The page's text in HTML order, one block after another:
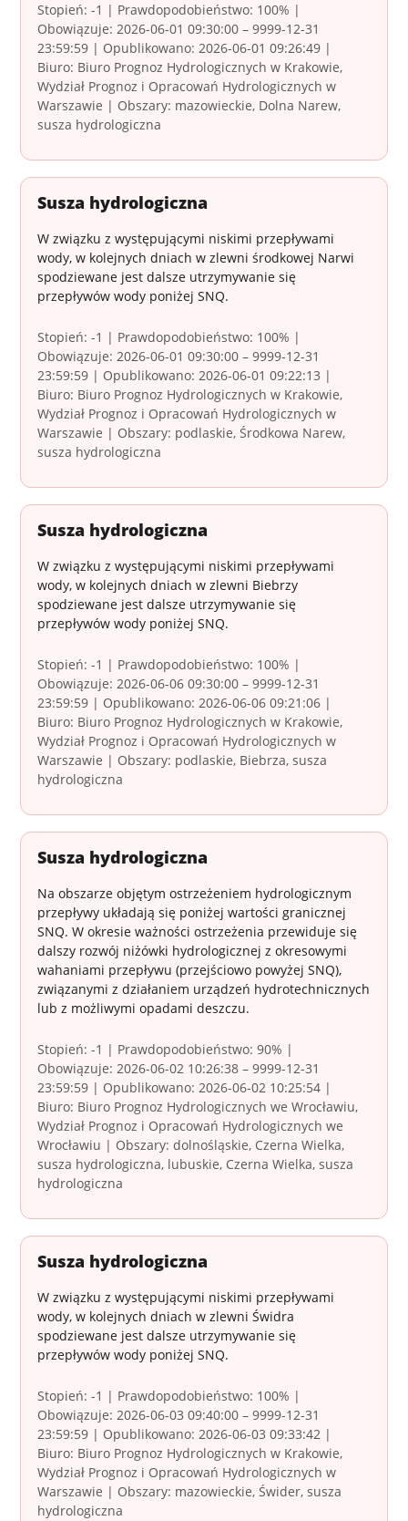
Stopień: -1 | Prawdopodobieństwo: 100% |
Obowiązuje: 2026-06-01 09:30:00 – 9999-12-31
23:59:59 | Opublikowano: 2026-06-01 09:26:49 |
Biuro: Biuro Prognoz Hydrologicznych w Krakowie,
Wydział Prognoz i Opracowań Hydrologicznych w
Warszawie | Obszary: mazowieckie, Dolna Narew,
susza hydrologiczna
Susza hydrologiczna
W związku z występującymi niskimi przepływami
wody, w kolejnych dniach w zlewni środkowej Narwi
spodziewane jest dalsze utrzymywanie się
przepływów wody poniżej SNQ.
Stopień: -1 | Prawdopodobieństwo: 100% |
Obowiązuje: 2026-06-01 09:30:00 – 9999-12-31
23:59:59 | Opublikowano: 2026-06-01 09:22:13 |
Biuro: Biuro Prognoz Hydrologicznych w Krakowie,
Wydział Prognoz i Opracowań Hydrologicznych w
Warszawie | Obszary: podlaskie, Środkowa Narew,
susza hydrologiczna
Susza hydrologiczna
W związku z występującymi niskimi przepływami
wody, w kolejnych dniach w zlewni Biebrzy
spodziewane jest dalsze utrzymywanie się
przepływów wody poniżej SNQ.
Stopień: -1 | Prawdopodobieństwo: 100% |
Obowiązuje: 2026-06-06 09:30:00 – 9999-12-31
23:59:59 | Opublikowano: 2026-06-06 09:21:06 |
Biuro: Biuro Prognoz Hydrologicznych w Krakowie,
Wydział Prognoz i Opracowań Hydrologicznych w
Warszawie | Obszary: podlaskie, Biebrza, susza
hydrologiczna
Susza hydrologiczna
Na obszarze objętym ostrzeżeniem hydrologicznym
przepływy układają się poniżej wartości granicznej
SNQ. W okresie ważności ostrzeżenia przewiduje się
dalszy rozwój niżówki hydrologicznej z okresowymi
wahaniami przepływu (przejściowo powyżej SNQ),
związanymi z działaniem urządzeń hydrotechnicznych
lub z możliwymi opadami deszczu.
Stopień: -1 | Prawdopodobieństwo: 90% |
Obowiązuje: 2026-06-02 10:26:38 – 9999-12-31
23:59:59 | Opublikowano: 2026-06-02 10:25:54 |
Biuro: Biuro Prognoz Hydrologicznych we Wrocławiu,
Wydział Prognoz i Opracowań Hydrologicznych we
Wrocławiu | Obszary: dolnośląskie, Czerna Wielka,
susza hydrologiczna, lubuskie, Czerna Wielka, susza
hydrologiczna
Susza hydrologiczna
W związku z występującymi niskimi przepływami
wody, w kolejnych dniach w zlewni Świdra
spodziewane jest dalsze utrzymywanie się
przepływów wody poniżej SNQ.
Stopień: -1 | Prawdopodobieństwo: 100% |
Obowiązuje: 2026-06-03 09:40:00 – 9999-12-31
23:59:59 | Opublikowano: 2026-06-03 09:33:42 |
Biuro: Biuro Prognoz Hydrologicznych w Krakowie,
Wydział Prognoz i Opracowań Hydrologicznych w
Warszawie | Obszary: mazowieckie, Świder, susza
hydrologiczna